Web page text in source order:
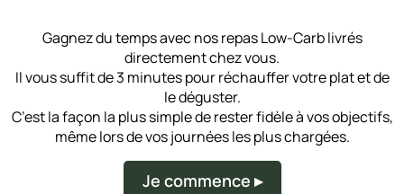
Gagnez du temps avec nos repas Low-Carb livrés
directement chez vous.
Il vous suffit de 3 minutes pour réchauffer votre plat et de
le déguster.
C’est la façon la plus simple de rester fidèle à vos objectifs,
même lors de vos journées les plus chargées.
Je commence ▸